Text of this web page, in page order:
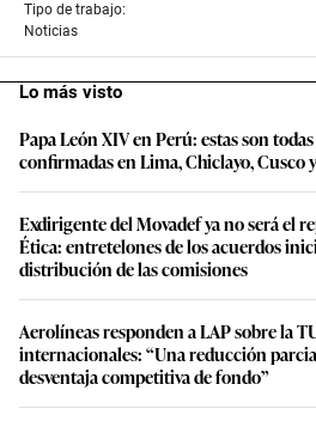
Papa León XIV en Perú: estas son todas
confirmadas en Lima, Chiclayo, Cusco
Ética: entretelones de los acuerdos
distribución de las comisiones
Aerolíneas responden a LAP sobre la
internacionales: “Una reducción
desventaja competitiva de fondo”
“La organización está recuperando el
Neuhaus, expresidente de Lima 2019,
de Lima 2027 y en qué más está